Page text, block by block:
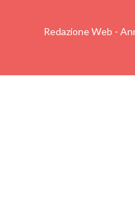
Redazione Web -